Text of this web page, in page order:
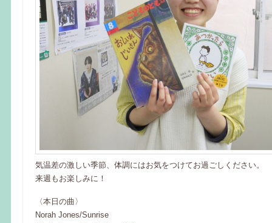
気温差の激しい季節、体調にはお気をつけてお過ごしください。
来週もお楽しみに！
〈本日の曲〉
Norah Jones/Sunrise